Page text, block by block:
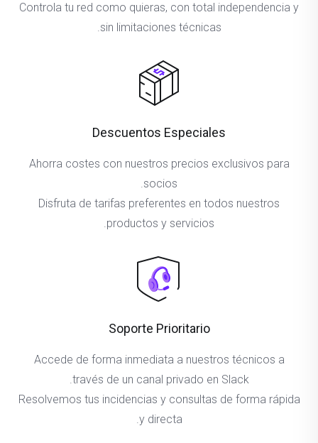
Controla tu red como quieras, con total independencia y
sin limitaciones técnicas.
Descuentos Especiales
Ahorra costes con nuestros precios exclusivos para
socios.
Disfruta de tarifas preferentes en todos nuestros
productos y servicios.
Soporte Prioritario
Accede de forma inmediata a nuestros técnicos a
través de un canal privado en Slack.
Resolvemos tus incidencias y consultas de forma rápida
y directa.